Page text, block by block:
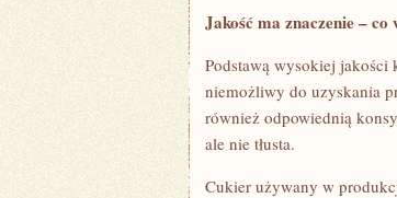
Jakość ma znaczenie –
Podstawą wysokiej jakości
niemożliwy do uzyskania
również odpowiednią
ale nie tłusta.
Cukier używany w